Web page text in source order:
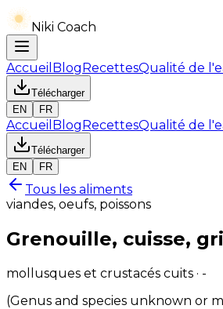
Niki Coach
Accueil BlogRecettesQualité de
Télécharger
EN
FR
Accueil BlogRecettesQualité de
Télécharger
EN
FR
Tous les aliments
viandes, oeufs, poissons
Grenouille, cuisse,
mollusques et crustacés cuits · -
(Genus and species unknown or